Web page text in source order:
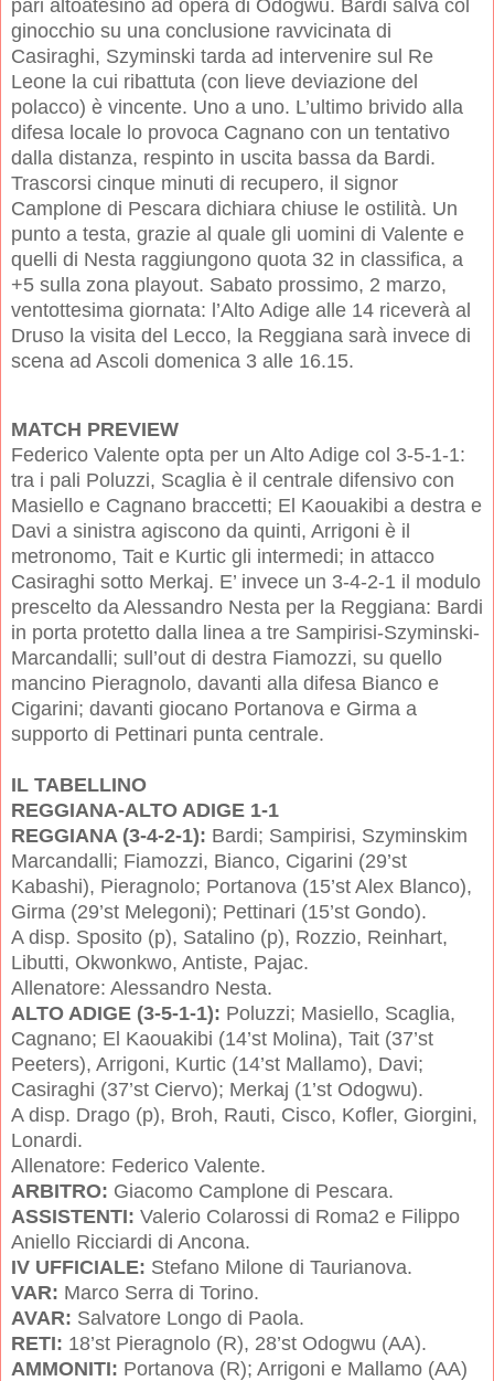
pari altoatesino ad opera di Odogwu. Bardi salva col
ginocchio su una conclusione ravvicinata di
Casiraghi, Szyminski tarda ad intervenire sul Re
Leone la cui ribattuta (con lieve deviazione del
polacco) è vincente. Uno a uno. L’ultimo brivido alla
difesa locale lo provoca Cagnano con un tentativo
dalla distanza, respinto in uscita bassa da Bardi.
Trascorsi cinque minuti di recupero, il signor
Camplone di Pescara dichiara chiuse le ostilità. Un
punto a testa, grazie al quale gli uomini di Valente e
quelli di Nesta raggiungono quota 32 in classifica, a
+5 sulla zona playout. Sabato prossimo, 2 marzo,
ventottesima giornata: l’Alto Adige alle 14 riceverà al
Druso la visita del Lecco, la Reggiana sarà invece di
scena ad Ascoli domenica 3 alle 16.15.
MATCH PREVIEW
Federico Valente opta per un Alto Adige col 3-5-1-1:
tra i pali Poluzzi, Scaglia è il centrale difensivo con
Masiello e Cagnano braccetti; El Kaouakibi a destra e
Davi a sinistra agiscono da quinti, Arrigoni è il
metronomo, Tait e Kurtic gli intermedi; in attacco
Casiraghi sotto Merkaj. E’ invece un 3-4-2-1 il modulo
prescelto da Alessandro Nesta per la Reggiana: Bardi
in porta protetto dalla linea a tre Sampirisi-Szyminski-
Marcandalli; sull’out di destra Fiamozzi, su quello
mancino Pieragnolo, davanti alla difesa Bianco e
Cigarini; davanti giocano Portanova e Girma a
supporto di Pettinari punta centrale.
IL TABELLINO
REGGIANA-ALTO ADIGE 1-1
REGGIANA (3-4-2-1): Bardi; Sampirisi, Szyminskim
Marcandalli; Fiamozzi, Bianco, Cigarini (29’st
Kabashi), Pieragnolo; Portanova (15’st Alex Blanco),
Girma (29’st Melegoni); Pettinari (15’st Gondo).
A disp. Sposito (p), Satalino (p), Rozzio, Reinhart,
Libutti, Okwonkwo, Antiste, Pajac.
Allenatore: Alessandro Nesta.
ALTO ADIGE (3-5-1-1): Poluzzi; Masiello, Scaglia,
Cagnano; El Kaouakibi (14’st Molina), Tait (37’st
Peeters), Arrigoni, Kurtic (14’st Mallamo), Davi;
Casiraghi (37’st Ciervo); Merkaj (1’st Odogwu).
A disp. Drago (p), Broh, Rauti, Cisco, Kofler, Giorgini,
Lonardi.
Allenatore: Federico Valente.
ARBITRO: Giacomo Camplone di Pescara.
ASSISTENTI: Valerio Colarossi di Roma2 e Filippo
Aniello Ricciardi di Ancona.
IV UFFICIALE: Stefano Milone di Taurianova.
VAR: Marco Serra di Torino.
AVAR: Salvatore Longo di Paola.
RETI: 18’st Pieragnolo (R), 28’st Odogwu (AA).
AMMONITI: Portanova (R); Arrigoni e Mallamo (AA)